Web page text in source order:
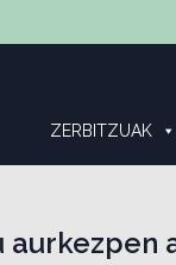
ZERBITZUAK